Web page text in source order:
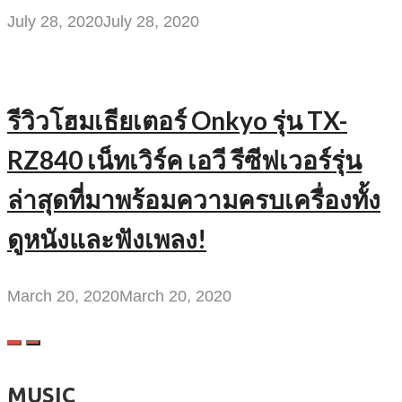
July 28, 2020July 28, 2020
รีวิวโฮมเธียเตอร์ Onkyo รุ่น TX-
RZ840 เน็ทเวิร์ค เอวี รีซีฟเวอร์รุ่น
ล่าสุดที่มาพร้อมความครบเครื่องทั้ง
ดูหนังและฟังเพลง!
March 20, 2020March 20, 2020
MUSIC